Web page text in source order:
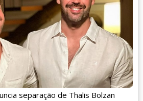
separação de Thalis Bolzan